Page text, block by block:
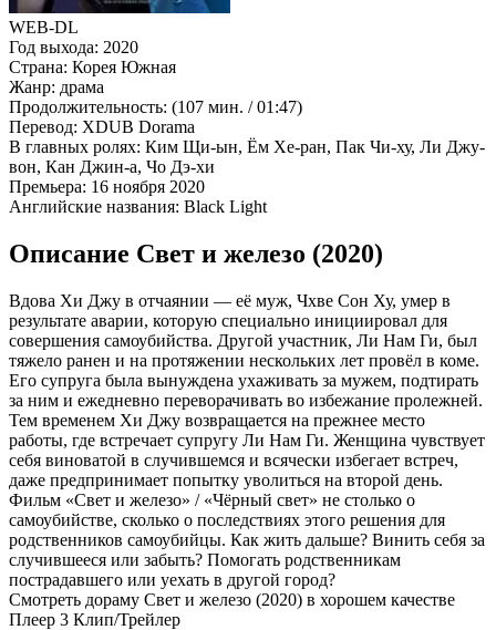
WEB-DL
Год выхода: 2020
Страна: Корея Южная
Жанр: драма
Продолжительность: (107 мин. / 01:47)
Перевод: XDUB Dorama
В главных ролях: Ким Щи-ын, Ём Хе-ран, Пак Чи-ху, Ли Джу-
вон, Кан Джин-а, Чо Дэ-хи
Премьера: 16 ноября 2020
Английские названия: Black Light
Описание Свет и железо (2020)
Вдова Хи Джу в отчаянии — её муж, Чхве Сон Ху, умер в
результате аварии, которую специально инициировал для
совершения самоубийства. Другой участник, Ли Нам Ги, был
тяжело ранен и на протяжении нескольких лет провёл в коме.
Его супруга была вынуждена ухаживать за мужем, подтирать
за ним и ежедневно переворачивать во избежание пролежней.
Тем временем Хи Джу возвращается на прежнее место
работы, где встречает супругу Ли Нам Ги. Женщина чувствует
себя виноватой в случившемся и всячески избегает встреч,
даже предпринимает попытку уволиться на второй день.
Фильм «Свет и железо» / «Чёрный свет» не столько о
самоубийстве, сколько о последствиях этого решения для
родственников самоубийцы. Как жить дальше? Винить себя за
случившееся или забыть? Помогать родственникам
пострадавшего или уехать в другой город?
Смотреть дораму Свет и железо (2020) в хорошем качестве
Плеер 3 Клип/Трейлер